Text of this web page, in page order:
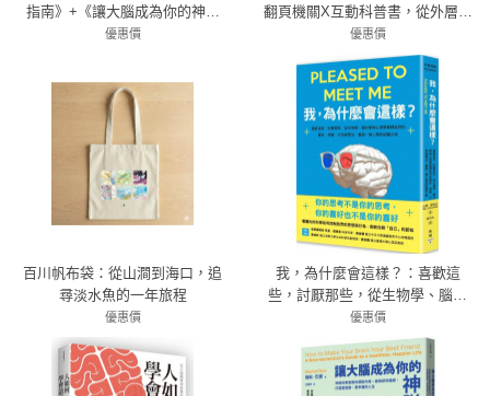
指南》+《讓大腦成為你的神隊
友》
優惠價
翻頁機關X互動科普書，從外層皮
膚到內部器官，層層探索人體深
處，就像身歷其境的解剖課）
優惠價
79折 616元
百川帆布袋：從山澗到海口，追
尋淡水魚的一年旅程
優惠價
78折 312元
我，為什麼會這樣？：喜歡這
些，討厭那些，從生物學、腦科
學與心理學解釋我們的喜好、情
緒、行為與想法，重啟一趟人類
的認識之旅
優惠價
79折 356元